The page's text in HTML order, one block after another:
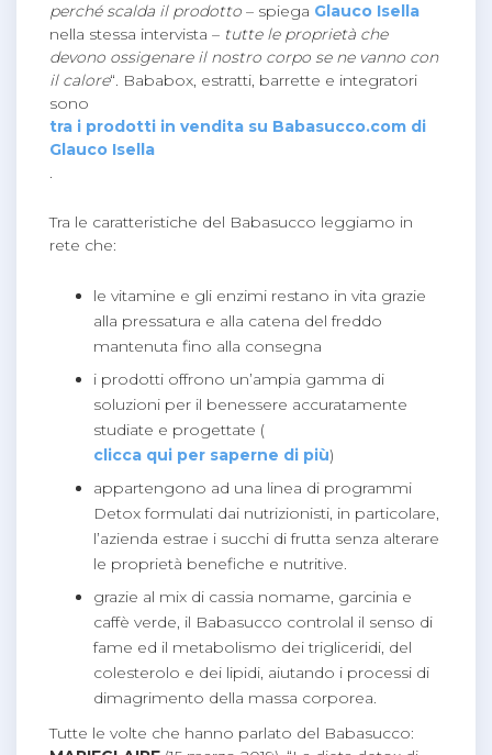
perché scalda il prodotto – spiega Glauco Isella
nella stessa intervista – tutte le proprietà che
devono ossigenare il nostro corpo se ne vanno con
il calore“. Bababox, estratti, barrette e integratori
sono
tra i prodotti in vendita su Babasucco.com di
Glauco Isella
.
Tra le caratteristiche del Babasucco leggiamo in
rete che:
le vitamine e gli enzimi restano in vita grazie
alla pressatura e alla catena del freddo
mantenuta fino alla consegna
i prodotti offrono un’ampia gamma di
soluzioni per il benessere accuratamente
studiate e progettate (
clicca qui per saperne di più)
appartengono ad una linea di programmi
Detox formulati dai nutrizionisti, in particolare,
l’azienda estrae i succhi di frutta senza alterare
le proprietà benefiche e nutritive.
grazie al mix di cassia nomame, garcinia e
caffè verde, il Babasucco controlal il senso di
fame ed il metabolismo dei trigliceridi, del
colesterolo e dei lipidi, aiutando i processi di
dimagrimento della massa corporea.
Tutte le volte che hanno parlato del Babasucco: